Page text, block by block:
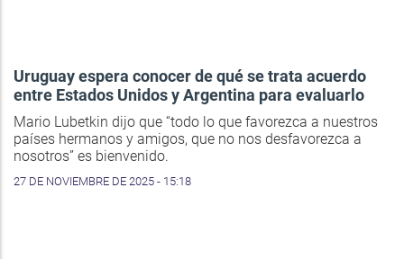
Uruguay espera conocer de qué se trata acuerdo
entre Estados Unidos y Argentina para evaluarlo
Mario Lubetkin dijo que “todo lo que favorezca a nuestros
países hermanos y amigos, que no nos desfavorezca a
nosotros” es bienvenido.
27 DE NOVIEMBRE DE 2025 - 15:18